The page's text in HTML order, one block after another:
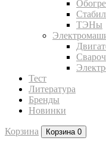
ТЭНы
Тест
Литература
Бренды
Новинки
Корзина Корзина 0